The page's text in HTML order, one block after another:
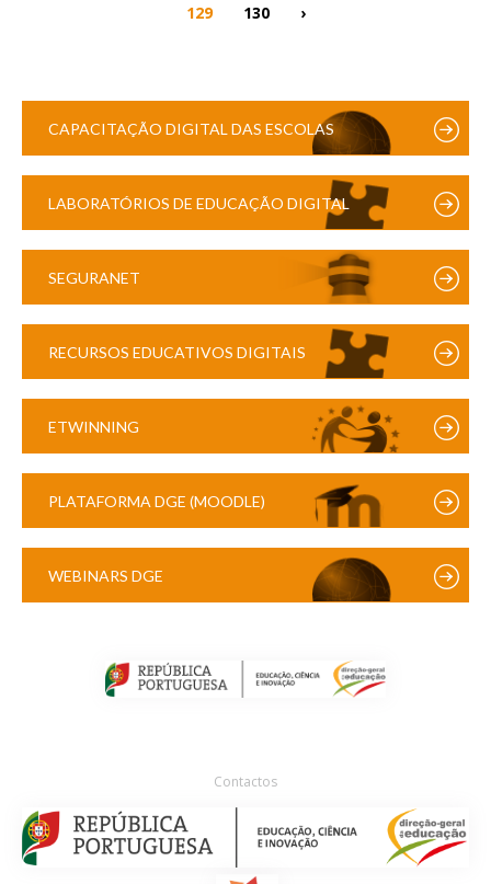
129
130 ›
CAPACITAÇÃO DIGITAL DAS ESCOLAS
LABORATÓRIOS DE EDUCAÇÃO DIGITAL
SEGURANET
RECURSOS EDUCATIVOS DIGITAIS
ETWINNING
PLATAFORMA DGE (MOODLE)
WEBINARS DGE
Contactos